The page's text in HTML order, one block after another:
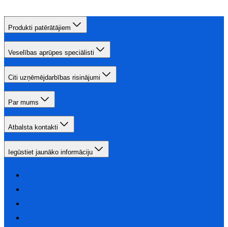
Produkti patērātājiem
Veselības aprūpes speciālisti
Citi uzņēmējdarbības risinājumi
Par mums
Atbalsta kontakti
Iegūstiet jaunāko informāciju